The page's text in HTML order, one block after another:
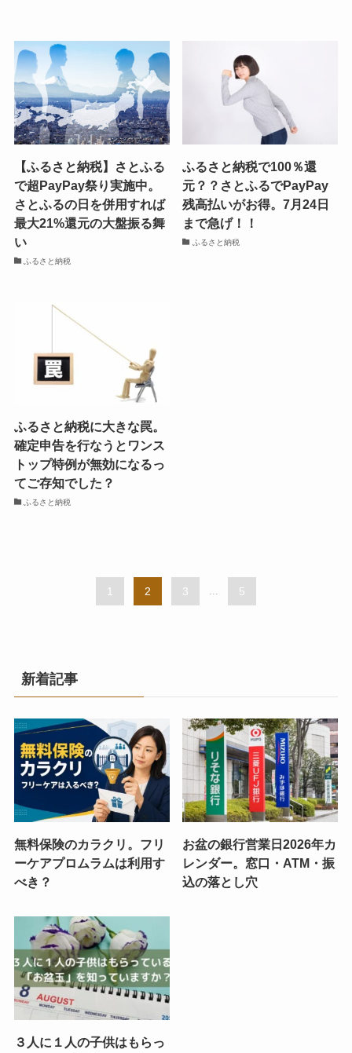
【ふるさと納税】さとふる
で超PayPay祭り実施中。
さとふるの日を併用すれば
最大21%還元の大盤振る舞
い
ふるさと納税
ふるさと納税で100％還
元？？さとふるでPayPay
残高払いがお得。7月24日
まで急げ！！
ふるさと納税
ふるさと納税に大きな罠。
確定申告を行なうとワンス
トップ特例が無効になるっ
てご存知でした？
ふるさと納税
1 2 3 ... 5
新着記事
無料保険のカラクリ。フリ
ーケアプロムラムは利用す
べき？
お盆の銀行営業日2026年カ
レンダー。窓口・ATM・振
込の落とし穴
３人に１人の子供はもらっ